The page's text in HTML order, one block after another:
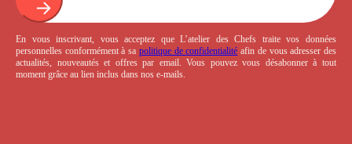
En vous inscrivant, vous acceptez que L’atelier des Chefs traite vos données
personnelles conformément à sa politique de confidentialité afin de vous adresser des
actualités, nouveautés et offres par email. Vous pouvez vous désabonner à tout
moment grâce au lien inclus dans nos e-mails.